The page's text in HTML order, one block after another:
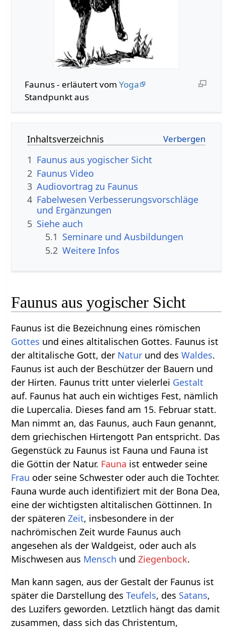
Faunus - erläutert vom Yoga
Standpunkt aus
Inhaltsverzeichnis
1 Faunus aus yogischer Sicht
2 Faunus Video
3 Audiovortrag zu Faunus
4 Fabelwesen Verbesserungsvorschläge
und Ergänzungen
5 Siehe auch
5.1 Seminare und Ausbildungen
5.2 Weitere Infos
Faunus aus yogischer Sicht
Faunus ist die Bezeichnung eines römischen
Gottes und eines altitalischen Gottes. Faunus ist
der altitalische Gott, der Natur und desWaldes.
Faunus ist auch der Beschützer der Bauern und
der Hirten. Faunus tritt unter vielerlei Gestalt
auf. Faunus hat auch ein wichtiges Fest, nämlich
die Lupercalia. Dieses fand am 15. Februar statt.
Man nimmt an, das Faunus, auch Faun genannt,
dem griechischen Hirtengott Pan entspricht. Das
Gegenstück zu Faunus ist Fauna und Fauna ist
die Göttin der Natur. Fauna ist entweder seine
Frau oder seine Schwester oder auch die Tochter.
Fauna wurde auch identifiziert mit der Bona Dea,
eine der wichtigsten altitalischen Göttinnen. In
der späterenZeit, insbesondere in der
nachrömischen Zeit wurde Faunus auch
angesehen als der Waldgeist, oder auch als
Mischwesen aus Mensch undZiegenbock.
Man kann sagen, aus der Gestalt der Faunus ist
später die Darstellung desTeufels, des Satans,
des Luzifers geworden. Letztlich hängt das damit
zusammen, dass sich das Christentum,